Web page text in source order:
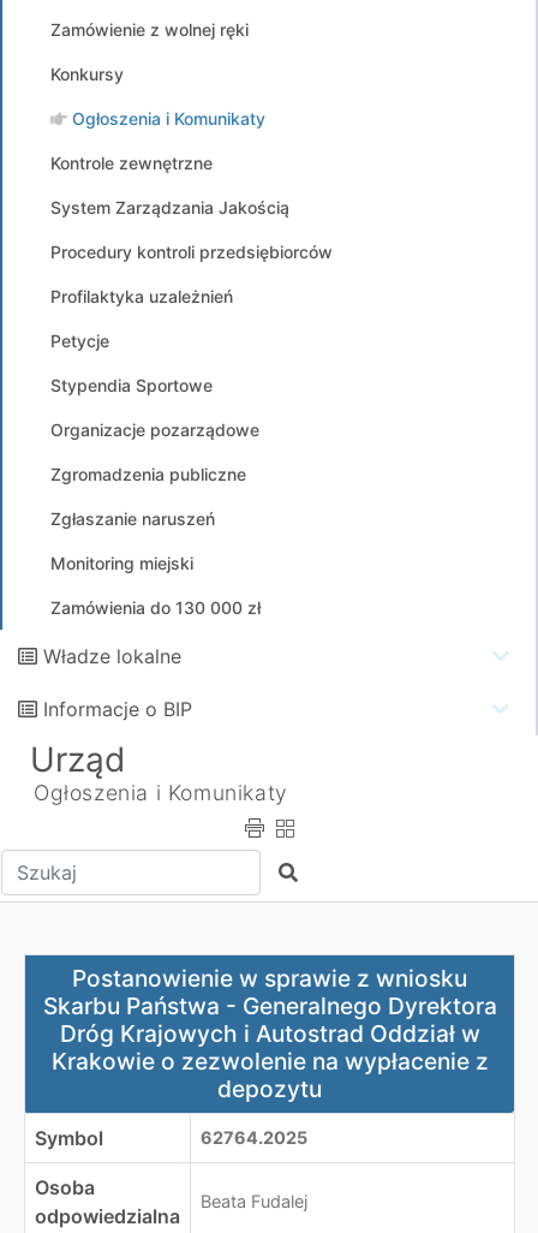
Zamówienie z wolnej ręki
Konkursy
Ogłoszenia i Komunikaty
Kontrole zewnętrzne
System Zarządzania Jakością
Procedury kontroli przedsiębiorców
Profilaktyka uzależnień
Petycje
Stypendia Sportowe
Organizacje pozarządowe
Zgromadzenia publiczne
Zgłaszanie naruszeń
Monitoring miejski
Zamówienia do 130 000 zł
Władze lokalne
Informacje o BIP
Urząd
Ogłoszenia i Komunikaty
Wpisz tekst do wyszukania Szukaj
Postanowienie w sprawie z wniosku Skarbu Państwa
Postanowienie w sprawie z wniosku
Skarbu Państwa - Generalnego Dyrektora
Dróg Krajowych i Autostrad Oddział w
Krakowie o zezwolenie na wypłacenie z
depozytu
Symbol 62764.2025
Osoba
odpowiedzialna
Beata Fudalej